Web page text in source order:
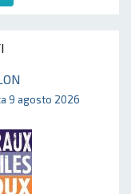
9 agosto 2026